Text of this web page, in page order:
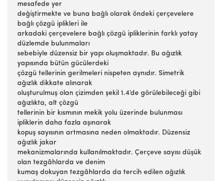
mesafede yer
değiştirmekte ve buna bağlı olarak öndeki çerçevelere
bağlı çözgü iplikleri ile
arkadaki çerçevelere bağlı çözgü ipliklerinin farklı yatay
düzlemde bulunmaları
sebebiyle düzensiz bir yapı oluşmaktadır. Bu ağızlık
yapısında bütün gücülerdeki
çözgü tellerinin gerilmeleri nispeten aynıdır. Simetrik
ağızlık dikkate alınarak
oluşturulmuş olan çizimden şekil 1.4’de görülebileceği gibi
ağızlıkta, alt çözgü
tellerinin bir kısmının mekik yolu üzerinde bulunması
ipliklerin daha fazla aşınarak
kopuş sayısının artmasına neden olmaktadır. Düzensiz
ağızlık jakar
mekanizmalarında kullanılmaktadır. Çerçeve sayısı düşük
olan tezgâhlarda ve denim
kumaş dokuyan tezgâhlarda da tercih edilen ağızlık